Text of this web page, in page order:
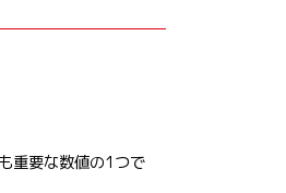
重要な数値の1つで